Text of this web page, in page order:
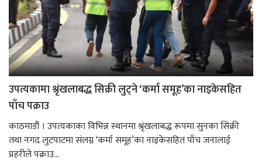
उपत्यकामा श्रृंखलाबद्ध सिक्री लुट्ने ‘कर्मा समूह’का नाइकेसहित
पाँच पक्राउ
काठमाडौं । उपत्यकाका विभिन्न स्थानमा श्रृंखलाबद्ध रूपमा सुनका सिक्री
तथा नगद लुटपाटमा संलग्न ‘कर्मा समूह’का नाइकेसहित पाँच जनालाई
प्रहरीले पक्राउ...